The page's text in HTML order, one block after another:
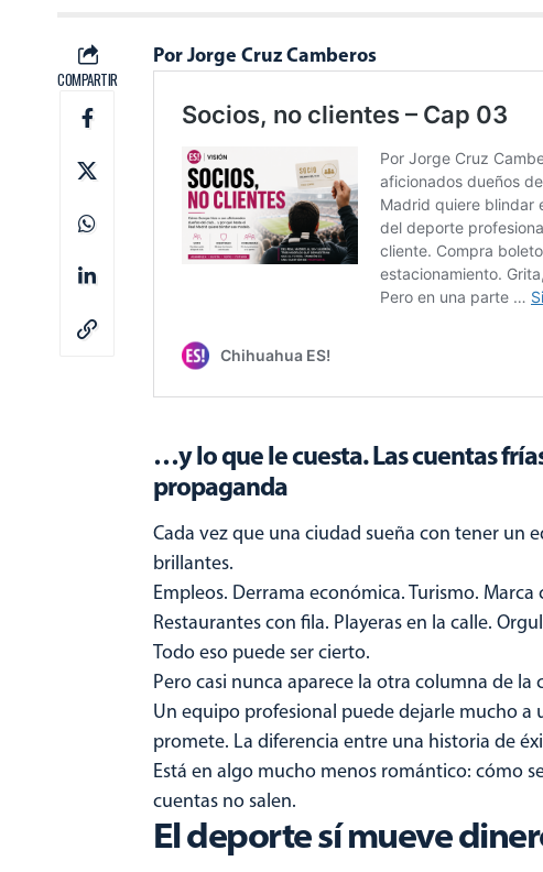
COMPARTIR
Por Jorge Cruz Camberos
…y lo que le cuesta. Las cuentas
propaganda
Cada vez que una ciudad sueña con tener un
brillantes.
Empleos. Derrama económica. Turismo.
Restaurantes con fila. Playeras en la calle.
Todo eso puede ser cierto.
Pero casi nunca aparece la otra columna de la
Un equipo profesional puede dejarle mucho a
promete. La diferencia entre una historia de
Está en algo mucho menos romántico: cómo
cuentas no salen.
El deporte sí mueve